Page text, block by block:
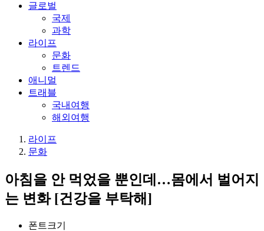
글로벌
국제
과학
라이프
문화
트렌드
애니멀
트래블
국내여행
해외여행
라이프
문화
아침을 안 먹었을 뿐인데…몸에서 벌어지
는 변화 [건강을 부탁해]
폰트크기